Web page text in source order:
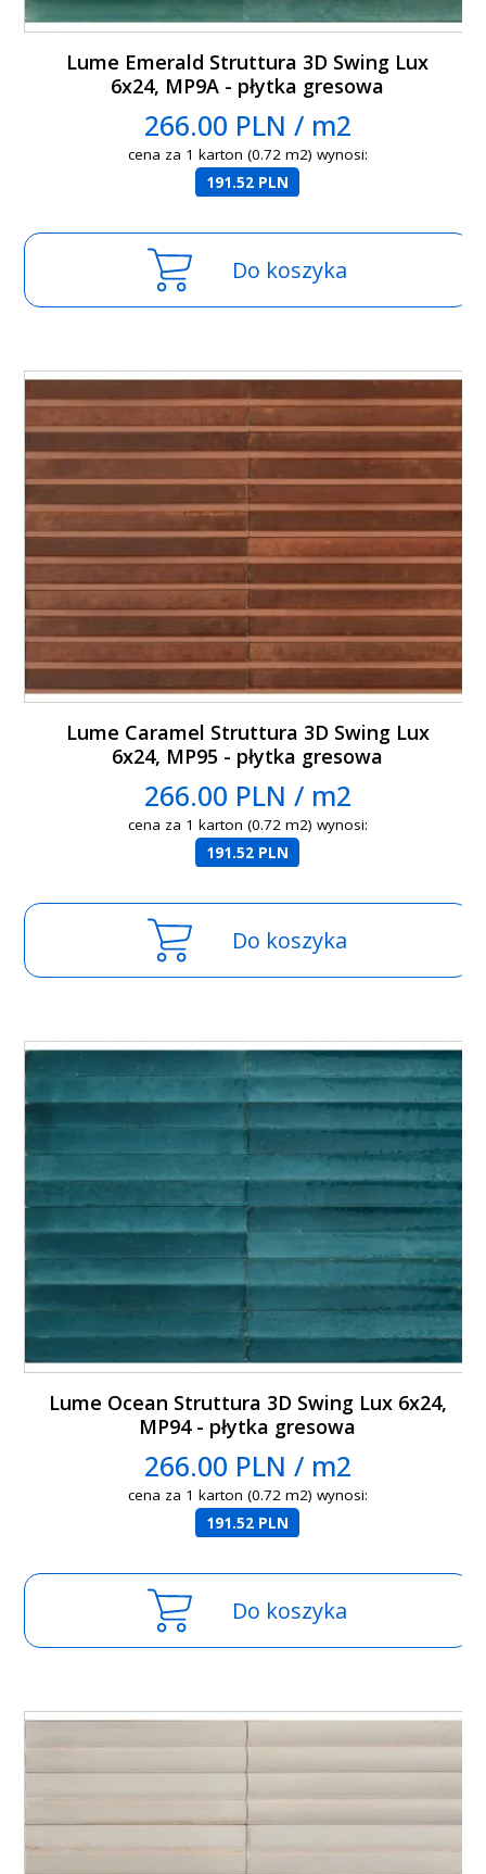
Lume Emerald Struttura 3D Swing Lux
6x24, MP9A - płytka gresowa
266.00 PLN / m2
cena za 1 karton (0.72 m2) wynosi:
191.52 PLN
Do koszyka
Lume Caramel Struttura 3D Swing Lux
6x24, MP95 - płytka gresowa
266.00 PLN / m2
cena za 1 karton (0.72 m2) wynosi:
191.52 PLN
Do koszyka
Lume Ocean Struttura 3D Swing Lux 6x24,
MP94 - płytka gresowa
266.00 PLN / m2
cena za 1 karton (0.72 m2) wynosi:
191.52 PLN
Do koszyka